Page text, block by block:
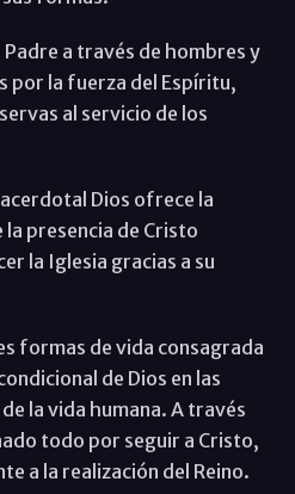
a través de hombres y
por la fuerza del Espíritu,
al servicio de los
Dios ofrece la
presencia de Cristo
la Iglesia gracias a su
formas de vida consagrada
de Dios en las
la vida humana. A través
todo por seguir a Cristo,
a la realización del Reino.